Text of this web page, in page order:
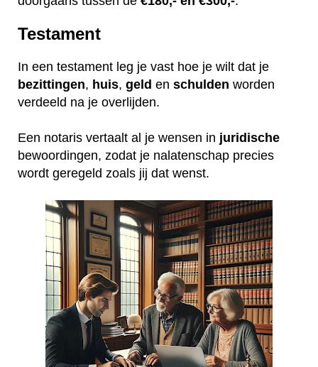
Testament
In een testament leg je vast hoe je wilt dat je
bezittingen, huis, geld en schulden worden
verdeeld na je overlijden.
Een notaris vertaalt al je wensen in juridische
bewoordingen, zodat je nalatenschap precies
wordt geregeld zoals jij dat wenst.